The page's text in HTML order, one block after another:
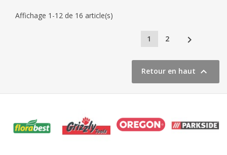
Affichage 1-12 de 16 article(s)
1 2 
Retour en haut 